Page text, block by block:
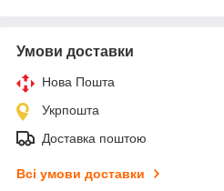
Умови доставки
Нова Пошта
Укрпошта
Доставка поштою
Всі умови доставки